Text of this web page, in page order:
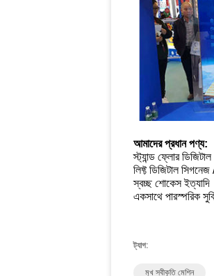
আমাদের প্রধান পণ্য:
স্ট্যান্ড ফ্লোর
লিফ্ট ডিজিটাল
স্বচ্ছ শোকেস ইত্যাদি
একসাথে পারস্পরিক
ট্যাগ:
মুখ স্বীকৃতি মেশিন